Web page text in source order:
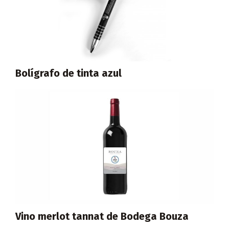
Bolígrafo de tinta azul
Vino merlot tannat de Bodega Bouza